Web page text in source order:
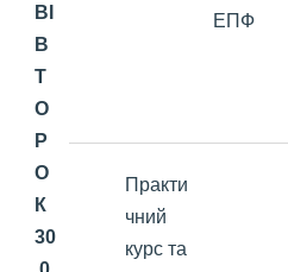
ВІ
В
Т
О
Р
О
К
30
ЕПФ
Практи
чний
курс та